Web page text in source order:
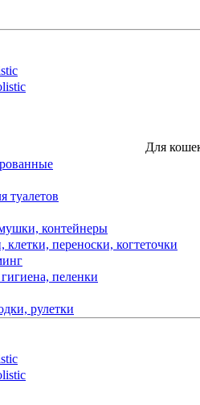
Для
туалетов
контейнеры
переноски, когтеточки
пеленки
рулетки